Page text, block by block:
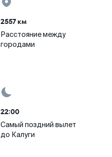
2557 км
Расстояние между
городами
22:00
Самый поздний вылет
до Калуги